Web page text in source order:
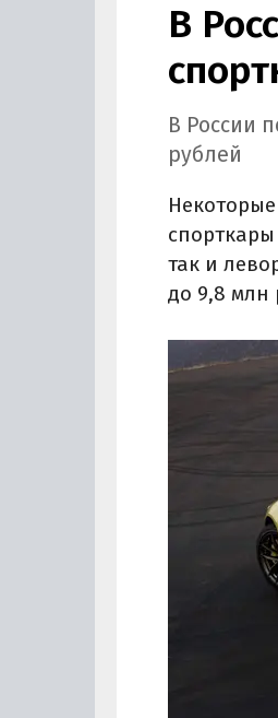
В
В России
рублей
так и
до 9,8 млн